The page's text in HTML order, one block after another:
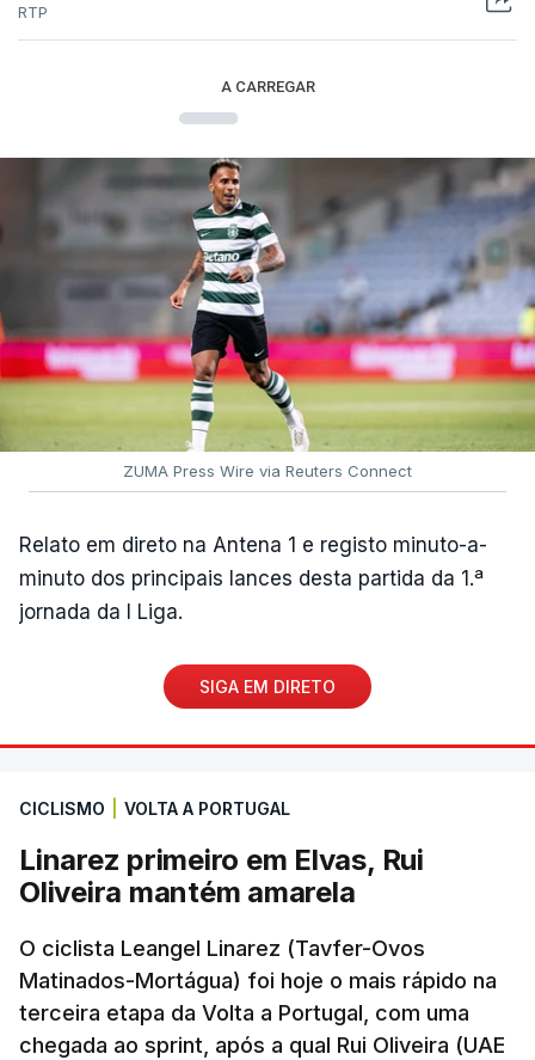
RTP
A CARREGAR
ZUMA Press Wire via Reuters Connect
Relato em direto na Antena 1 e registo minuto-a-
minuto dos principais lances desta partida da 1.ª
jornada da I Liga.
SIGA EM DIRETO
CICLISMO VOLTA A PORTUGAL
Linarez primeiro em Elvas, Rui
Oliveira mantém amarela
O ciclista Leangel Linarez (Tavfer-Ovos
Matinados-Mortágua) foi hoje o mais rápido na
terceira etapa da Volta a Portugal, com uma
chegada ao sprint, após a qual Rui Oliveira (UAE